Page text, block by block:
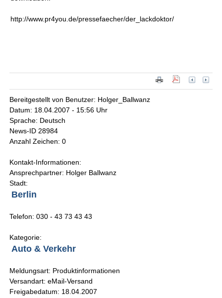
http://www.pr4you.de/pressefaecher/der_lackdoktor/
Bereitgestellt von Benutzer: Holger_Ballwanz
Datum: 18.04.2007 - 15:56 Uhr
Sprache: Deutsch
News-ID 28984
Anzahl Zeichen: 0
Kontakt-Informationen:
Ansprechpartner: Holger Ballwanz
Stadt:
Berlin
Telefon: 030 - 43 73 43 43
Kategorie:
Auto & Verkehr
Meldungsart: Produktinformationen
Versandart: eMail-Versand
Freigabedatum: 18.04.2007